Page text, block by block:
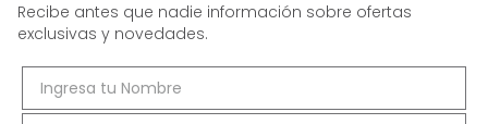
Recibe antes que nadie información sobre ofertas
exclusivas y novedades.